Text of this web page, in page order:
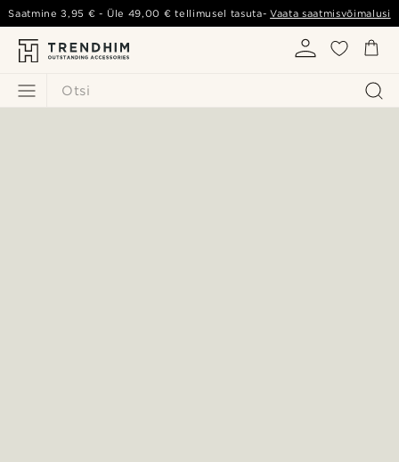
Otsi
Saatmine3,95 € - Üle 49,00 € tellimusel tasuta-Vaata saatmisvõimalusi